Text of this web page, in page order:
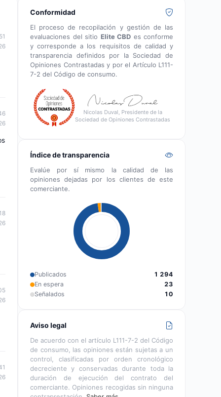
Conformidad
El proceso de recopilación y gestión de las
evaluaciones del sitio Elite CBD es conforme
y corresponde a los requisitos de calidad y
transparencia definidos por la Sociedad de
Opiniones Contrastadas y por el Artículo L111-
7-2 del Código de consumo.
Nicolas Duval, Presidente de la
Sociedad de Opiniones Contrastadas
Índice de transparencia
Evalúe por sí mismo la calidad de las
opiniones dejadas por los clientes de este
comerciante.
Publicados
1 294
En espera
23
Señalados
10
Aviso legal
De acuerdo con el artículo L111-7-2 del Código
de consumo, las opiniones están sujetas a un
control, clasificadas por orden cronológico
decreciente y conservadas durante toda la
duración de ejecución del contrato del
comerciante. Opiniones recogidas sin ninguna